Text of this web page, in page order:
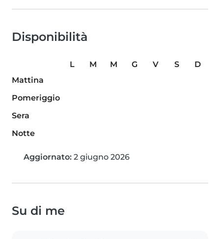
Disponibilità
L M M G V S
D
Mattina
Pomeriggio
Sera
Notte
Aggiornato: 2 giugno 2026
Su di me